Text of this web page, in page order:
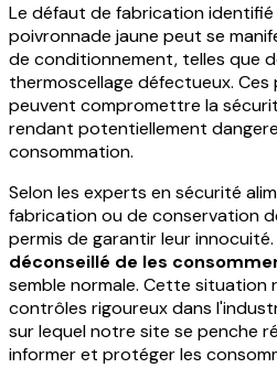
Le défaut de fabrication identifié
poivronnade jaune peut se
de conditionnement, telles que
thermoscellage défectueux.
peuvent compromettre la
rendant potentiellement
consommation.
Selon les experts en sécurité
fabrication ou de conservation
permis de garantir leur
déconseillé de les
semble normale. Cette situation
contrôles rigoureux dans
sur lequel notre site se penche
informer et protéger les